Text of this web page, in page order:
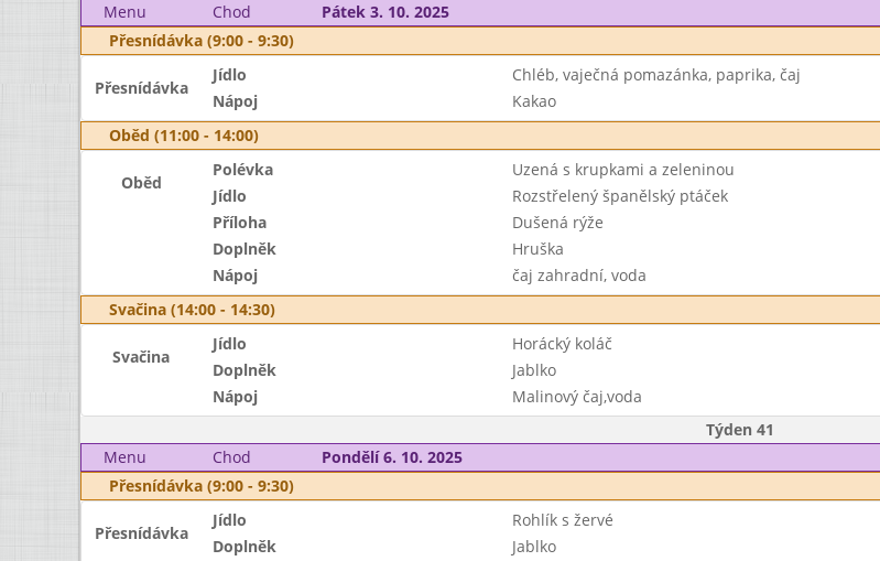
Menu
Chod Pátek 3. 10. 2025
Přesnídávka (9:00 - 9:30)
Přesnídávka
Jídlo Chléb, vaječná pomazánka, paprika, čaj
Nápoj
Kakao
Oběd (11:00 - 14:00)
Oběd
Polévka Uzená s krupkami a zeleninou
Jídlo
Rozstřelený španělský ptáček
Příloha
Dušená rýže
Doplněk
Hruška
Nápoj
čaj zahradní, voda
Svačina (14:00 - 14:30)
Svačina
Jídlo Horácký koláč
Doplněk
Jablko
Nápoj
Malinový čaj,voda
Týden 41
Menu
Chod Pondělí 6. 10. 2025
Přesnídávka (9:00 - 9:30)
Přesnídávka
Jídlo Rohlík s žervé
Doplněk
Jablko